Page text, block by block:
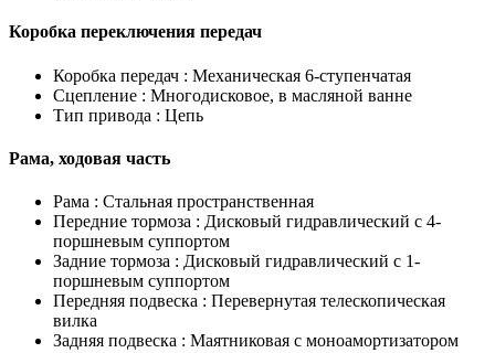
Коробка переключения передач
Коробка передач : Механическая 6-ступенчатая
Сцепление : Многодисковое, в масляной ванне
Тип привода : Цепь
Рама, ходовая часть
Рама : Стальная пространственная
Передние тормоза : Дисковый гидравлический с 4-
поршневым суппортом
Задние тормоза : Дисковый гидравлический с 1-
поршневым суппортом
Передняя подвеска : Перевернутая телескопическая
вилка
Задняя подвеска : Маятниковая с моноамортизатором